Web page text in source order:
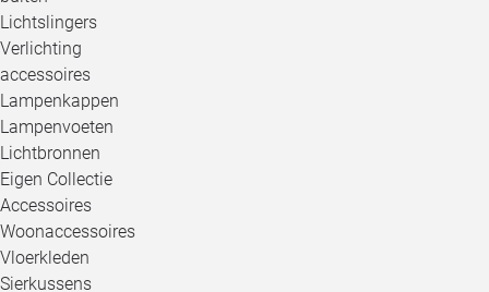
Lichtslingers
Verlichting
accessoires
Lampenkappen
Lampenvoeten
Lichtbronnen
Eigen Collectie
Accessoires
Woonaccessoires
Vloerkleden
Sierkussens